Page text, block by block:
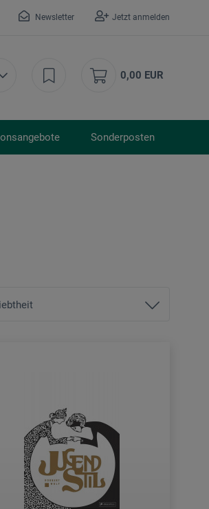
Newsletter Jetzt anmelden
0,00 EUR
Sonderposten